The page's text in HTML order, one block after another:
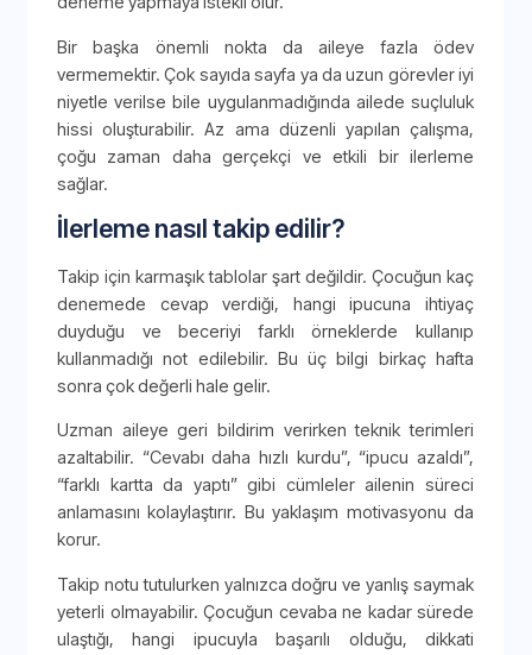
Bir başka önemli nokta da aileye fazla ödev
vermemektir. Çok sayıda sayfa ya da uzun görevler iyi
niyetle verilse bile uygulanmadığında ailede suçluluk
hissi oluşturabilir. Az ama düzenli yapılan çalışma,
çoğu zaman daha gerçekçi ve etkili bir ilerleme
sağlar.
İlerleme nasıl takip edilir?
Takip için karmaşık tablolar şart değildir. Çocuğun kaç
denemede cevap verdiği, hangi ipucuna ihtiyaç
duyduğu ve beceriyi farklı örneklerde kullanıp
kullanmadığı not edilebilir. Bu üç bilgi birkaç hafta
sonra çok değerli hale gelir.
Uzman aileye geri bildirim verirken teknik terimleri
azaltabilir. “Cevabı daha hızlı kurdu”, “ipucu azaldı”,
“farklı kartta da yaptı” gibi cümleler ailenin süreci
anlamasını kolaylaştırır. Bu yaklaşım motivasyonu da
korur.
Takip notu tutulurken yalnızca doğru ve yanlış saymak
yeterli olmayabilir. Çocuğun cevaba ne kadar sürede
ulaştığı, hangi ipucuyla başarılı olduğu, dikkati